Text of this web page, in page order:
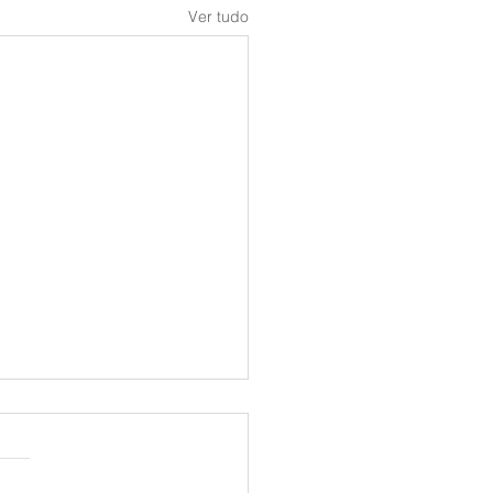
Ver tudo
Definitivo: As